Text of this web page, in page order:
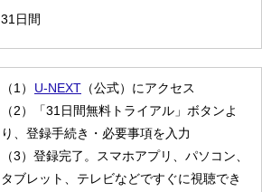
31日間
（1） U-NEXT （公式）にアクセス
（2）「31日間無料トライアル」ボタンよ
り、登録手続き・必要事項を入力
（3）登録完了。スマホアプリ、パソコン、
タブレット、テレビなどですぐに視聴でき